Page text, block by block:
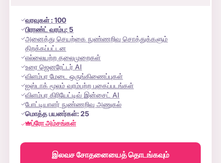
வரவுகள்:100
பிராண்ட் வரம்பு:5
அனைத்து செயற்கை நுண்ணறிவு சொத்துக்களும்
திறக்கப்பட்டன
எல்லையற்ற தலைமுறைகள்
உரை ஜெனரேட்டர் AI
விளம்பர மேடை ஒருங்கிணைப்புகள்
ஐஸ்டாக் மூலம் வரம்பற்ற புகைப்படங்கள்
விளம்பர கிரியேட்டிவ் இன்சைட் AI
போட்டியாளர் நுண்ணறிவு அணுகல்
மொத்த பயனர்கள்:25
ப்ரோ அம்சங்கள்
இலவச சோதனையைத் தொடங்கவும்